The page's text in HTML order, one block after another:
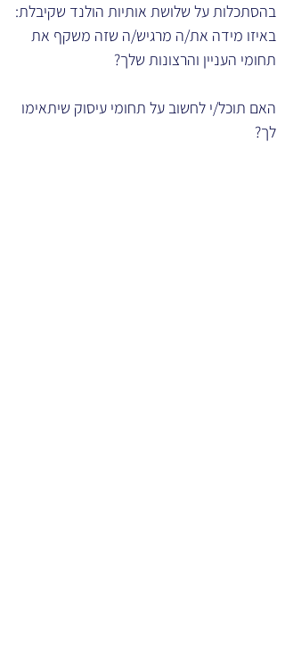
בהסתכלות על שלושת אותיות הולנד שקיבלת:
באיזו מידה את/ה מרגיש/ה שזה משקף את
תחומי העניין והרצונות שלך?
האם תוכל/י לחשוב על תחומי עיסוק שיתאימו
לך?